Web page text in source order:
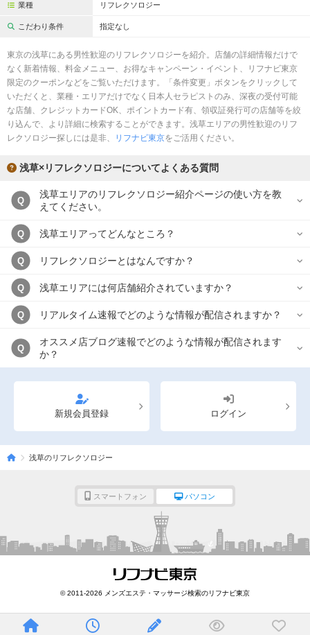
フットバスあり 岩盤浴あり
専用駐車場あり 有資格者在籍
日本人スタッフのみ 女性スタッフのみ
業種 リフレクソロジー
こだわり条件 指定なし
東京の浅草にある男性歓迎のリフレクソロジーを紹介。店舗の詳細情報だけで
なく新着情報、料金メニュー、お得なキャンペーン・イベント、リフナビ東京
限定のクーポンなどをご覧いただけます。「条件変更」ボタンをクリックして
いただくと、業種・エリアだけでなく日本人セラピストのみ、深夜の受付可能
な店舗、クレジットカードOK、ポイントカード有、領収証発行可の店舗等を絞
り込んで、より詳細に検索することができます。浅草エリアの男性歓迎のリフ
レクソロジー探しには是非、
リフナビ東京をご活用ください。
浅草×リフレクソロジーについてよくある質問
Q
浅草エリアのリフレクソロジー紹介ページの使い方を教
えてください。
Q 浅草エリアってどんなところ？
Q リフレクソロジーとはなんですか？
Q 浅草エリアには何店舗紹介されていますか？
Q リアルタイム速報でどのような情報が配信されますか？
Q
オススメ店ブログ速報でどのような情報が配信されます
か？
新規会員登録 ログイン
浅草のリフレクソロジー
スマートフォン パソコン
© 2011-2026 メンズエステ・マッサージ検索のリフナビ東京